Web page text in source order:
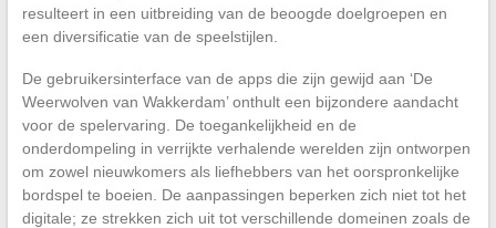
resulteert in een uitbreiding van de beoogde doelgroepen en
een diversificatie van de speelstijlen.
De gebruikersinterface van de apps die zijn gewijd aan ‘De
Weerwolven van Wakkerdam’ onthult een bijzondere aandacht
voor de spelervaring. De toegankelijkheid en de
onderdompeling in verrijkte verhalende werelden zijn ontworpen
om zowel nieuwkomers als liefhebbers van het oorspronkelijke
bordspel te boeien. De aanpassingen beperken zich niet tot het
digitale; ze strekken zich uit tot verschillende domeinen zoals de